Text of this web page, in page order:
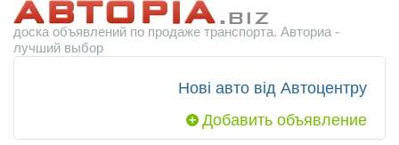
доска объявлений по продаже транспорта. Авториа -
лучший выбор
Нові авто від Автоцентру
Добавить объявление